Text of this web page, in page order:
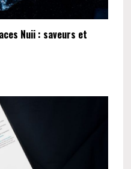
Nuii : saveurs et